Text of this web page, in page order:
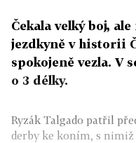
Čekala velký boj,
jezdkyně v historii
spokojeně vezla. V
o 3 délky.
Ryzák Talgado patřil
derby ke koním, s nimiž